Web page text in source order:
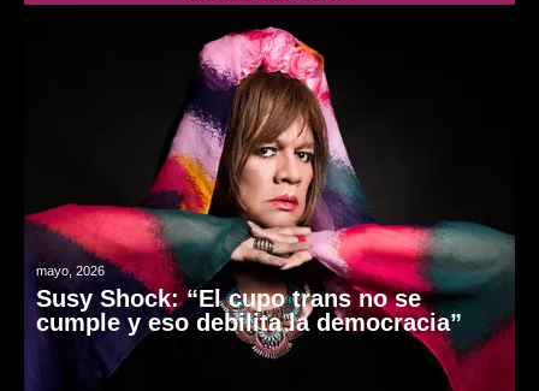
mayo, 2026
Susy Shock: “El cupo trans no se
cumple y eso debilita la democracia”